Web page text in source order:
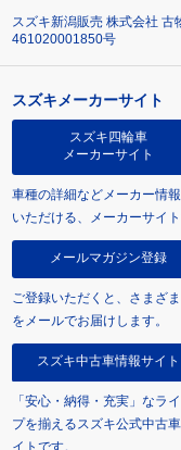
スズキ新潟販売 株式会社
461020001850号
スズキメーカーサイト
スズキ四輪車
メーカーサイト
車種の詳細などメーカー情
いただける、メーカーサイト
メールマガジン登録
ご登録いただくと、さまざ
をメールでお届けします。
スズキ中古車情報サイト
「安心・納得・充実」なラ
プを揃えるスズキ公式中古
イトです。